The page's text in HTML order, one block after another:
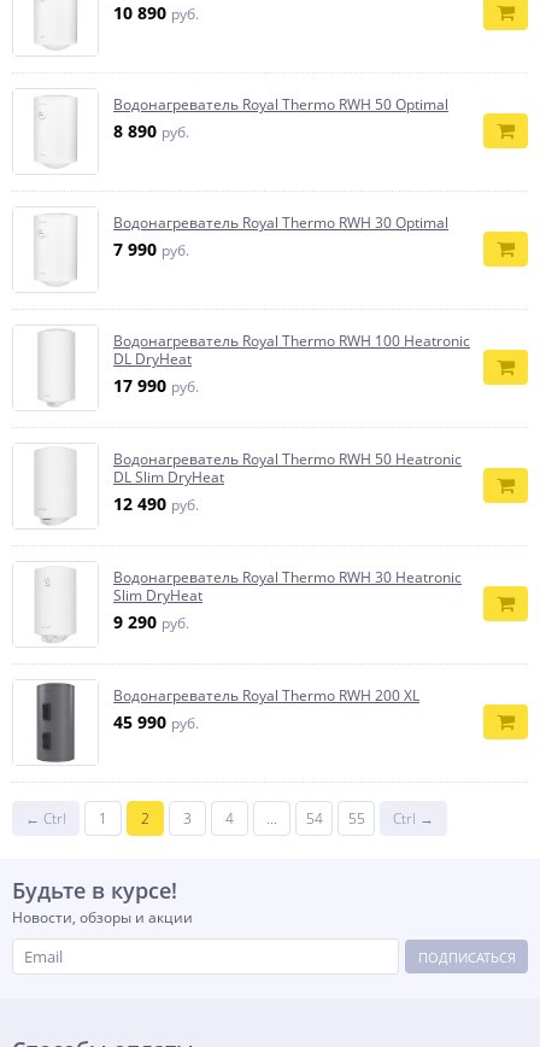
10 890 руб.
Водонагреватель Royal Thermo RWH 50 Optimal
8 890 руб.
Водонагреватель Royal Thermo RWH 30 Optimal
7 990 руб.
Водонагреватель Royal Thermo RWH 100 Heatronic
DL DryHeat
17 990 руб.
Водонагреватель Royal Thermo RWH 50 Heatronic
DL Slim DryHeat
12 490 руб.
Водонагреватель Royal Thermo RWH 30 Heatronic
Slim DryHeat
9 290 руб.
Водонагреватель Royal Thermo RWH 200 XL
45 990 руб.
← Ctrl 1 2 3 4 ... 54 55 Ctrl →
Будьте в курсе!
Новости, обзоры и акции
ПОДПИСАТЬСЯ